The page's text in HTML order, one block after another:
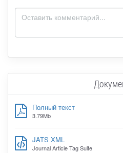
Полный текст
3.79Mb
JATS XML
Journal Article Tag Suite